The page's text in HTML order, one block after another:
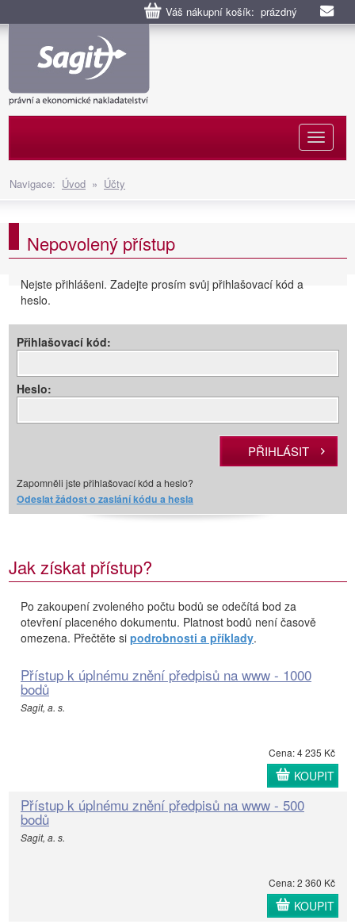
Váš nákupní košík: prázdný
Navigace: Úvod » Účty
Nepovolený přístup
Nejste přihlášeni. Zadejte prosím svůj přihlašovací kód a
heslo.
Přihlašovací kód:
Heslo:
Zapomněli jste přihlašovací kód a heslo?
Odeslat žádost o zaslání kódu a hesla
Jak získat přístup?
Po zakoupení zvoleného počtu bodů se odečítá bod za
otevření placeného dokumentu. Platnost bodů není časově
omezena. Přečtěte si podrobnosti a příklady.
Přístup k úplnému znění předpisů na www - 1000
bodů
Sagit, a. s.
Cena: 4 235 Kč
KOUPIT
Přístup k úplnému znění předpisů na www - 500
bodů
Sagit, a. s.
Cena: 2 360 Kč
KOUPIT